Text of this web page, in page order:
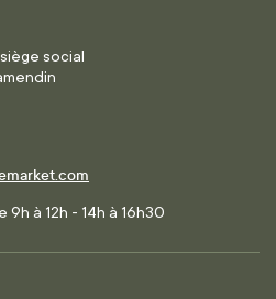
social
à 12h - 14h à 16h30